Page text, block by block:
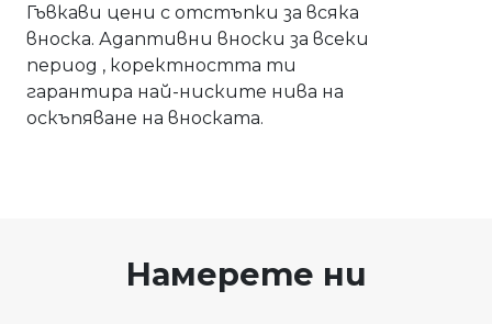
Гъвкави цени с отстъпки за всяка
вноска. Адаптивни вноски за всеки
период , коректността ти
гарантира най-ниските нива на
оскъпяване на вноската.
Намерете ни